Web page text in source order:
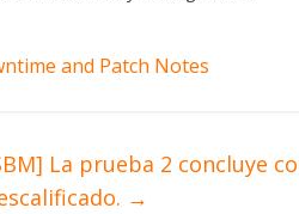
and Patch Notes
La prueba 2 concluye
→